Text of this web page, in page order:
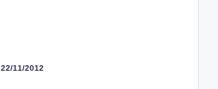
22/11/2012